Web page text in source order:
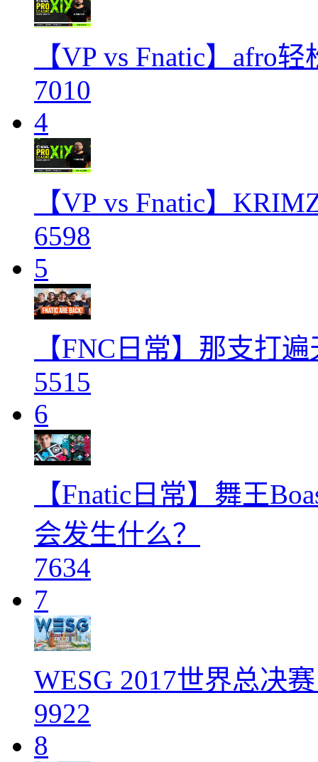
【VP vs Fnatic】afro
7010
4
【VP vs Fnatic】
6598
5
【FNC日常】那支打
5515
6
【Fnatic日常】舞王
会发生什么？
7634
7
WESG 2017世界总决
9922
8